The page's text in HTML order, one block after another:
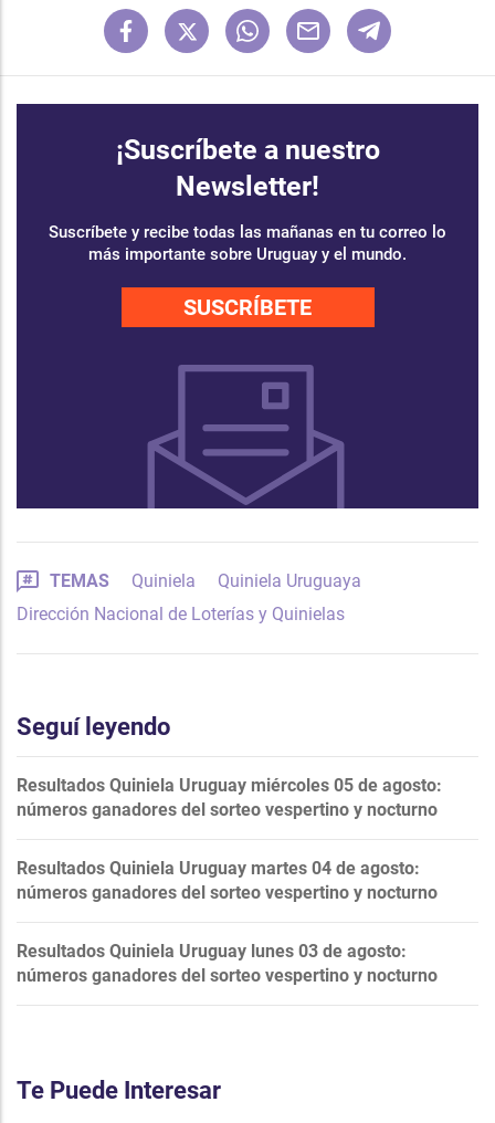
¡Suscríbete a nuestro
Newsletter!
Suscríbete y recibe todas las mañanas en tu correo lo
más importante sobre Uruguay y el mundo.
SUSCRÍBETE
TEMAS Quiniela
Quiniela Uruguaya
Dirección Nacional de Loterías y Quinielas
Seguí leyendo
Resultados Quiniela Uruguay miércoles 05 de agosto:
números ganadores del sorteo vespertino y nocturno
Resultados Quiniela Uruguay martes 04 de agosto:
números ganadores del sorteo vespertino y nocturno
Resultados Quiniela Uruguay lunes 03 de agosto:
números ganadores del sorteo vespertino y nocturno
Te Puede Interesar